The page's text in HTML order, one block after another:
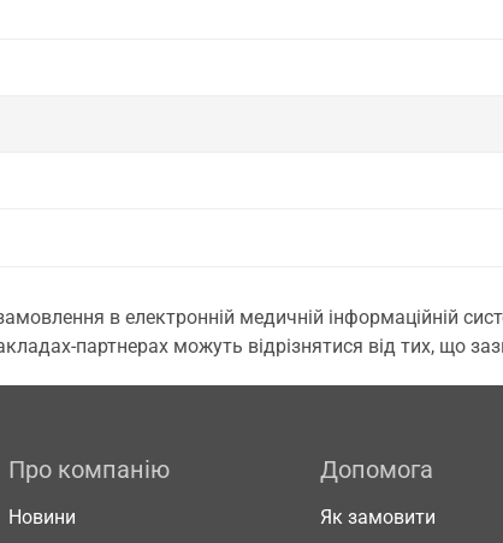
в електронній медичній інформаційній
партнерах можуть відрізнятися від тих, що
Про компанію
Новини
Допомога
Як замовити